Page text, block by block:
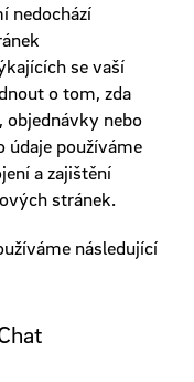
nedochází
se vaší
o tom, zda
objednávky nebo
údaje používáme
a zajištění
stránek.
následující